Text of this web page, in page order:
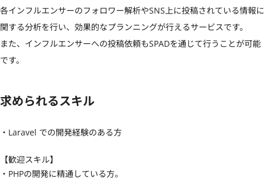
各インフルエンサーのフォロワー解析やSNS上に投稿されている情報に
関する分析を行い、効果的なプランニングが行えるサービスです。
また、インフルエンサーへの投稿依頼もSPADを通じて行うことが可能
です。
求められるスキル
・Laravel での開発経験のある方
【歓迎スキル】
・PHPの開発に精通している方。